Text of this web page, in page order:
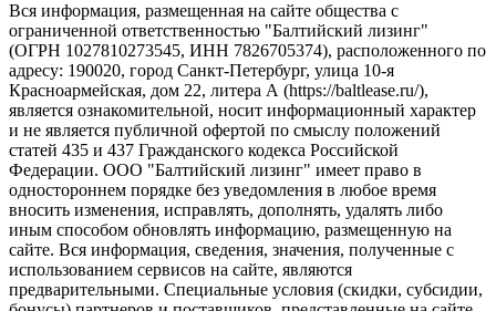
Вся информация, размещенная на сайте общества с
ограниченной ответственностью "Балтийский лизинг"
(ОГРН 1027810273545, ИНН 7826705374), расположенного по
адресу: 190020, город Санкт-Петербург, улица 10-я
Красноармейская, дом 22, литера А (https://baltlease.ru/),
является ознакомительной, носит информационный характер
и не является публичной офертой по смыслу положений
статей 435 и 437 Гражданского кодекса Российской
Федерации. ООО "Балтийский лизинг" имеет право в
одностороннем порядке без уведомления в любое время
вносить изменения, исправлять, дополнять, удалять либо
иным способом обновлять информацию, размещенную на
сайте. Вся информация, сведения, значения, полученные с
использованием сервисов на сайте, являются
предварительными. Специальные условия (скидки, субсидии,